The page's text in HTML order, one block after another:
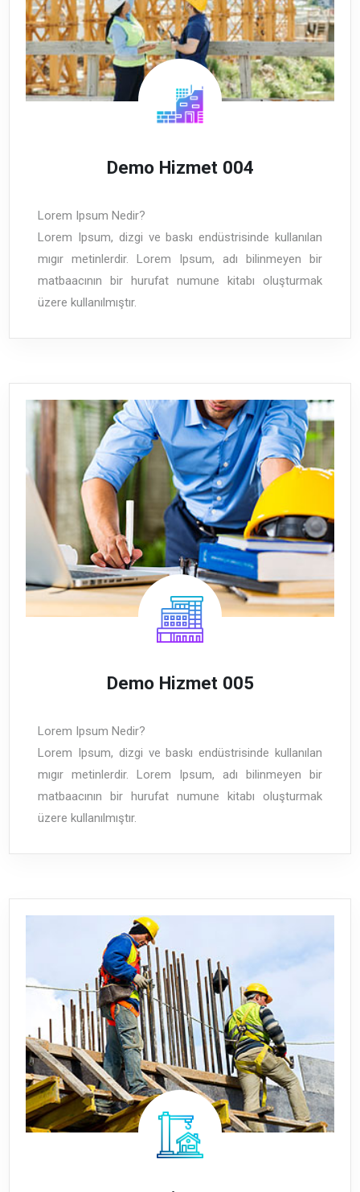
Demo Hizmet 004
Lorem Ipsum Nedir?
Lorem Ipsum, dizgi ve baskı endüstrisinde kullanılan
mıgır metinlerdir. Lorem Ipsum, adı bilinmeyen bir
matbaacının bir hurufat numune kitabı oluşturmak
üzere kullanılmıştır.
Demo Hizmet 005
Lorem Ipsum Nedir?
Lorem Ipsum, dizgi ve baskı endüstrisinde kullanılan
mıgır metinlerdir. Lorem Ipsum, adı bilinmeyen bir
matbaacının bir hurufat numune kitabı oluşturmak
üzere kullanılmıştır.